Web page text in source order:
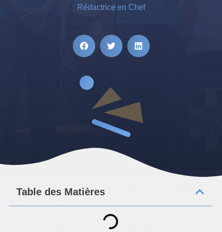
Rédactrice en Chef
Table des Matières